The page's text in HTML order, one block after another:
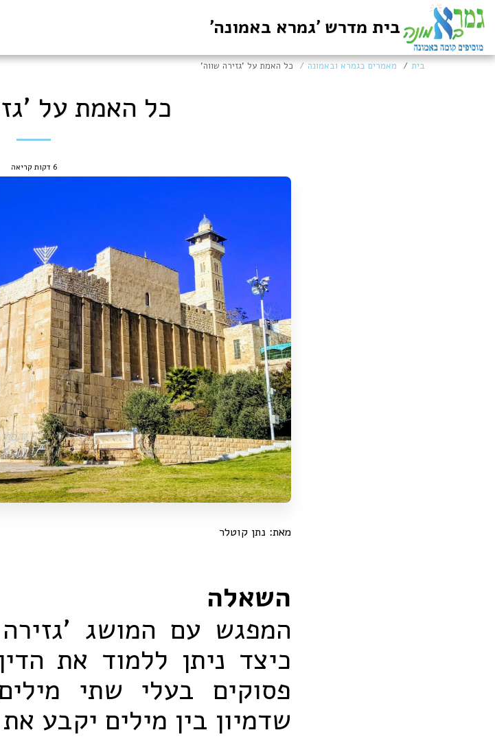
בית מדרש 'גמרא באמונה'
בית מאמרים בגמרא ובאמונה כל האמת על 'גזירה שווה'
כל האמת על
6 דקות קריאה
מאת: נתן קוטלר
השאלה
המפגש עם המושג
כיצד ניתן ללמוד את
פסוקים בעלי שתי
שדמיון בין מילים יקבע